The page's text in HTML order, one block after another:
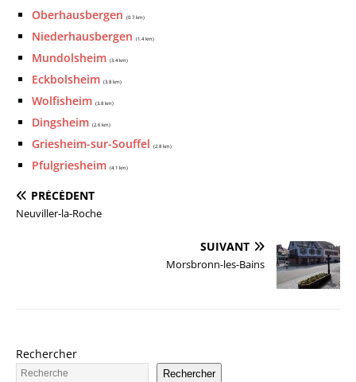
Oberhausbergen (0.7 km)
Niederhausbergen (1.4 km)
Mundolsheim (3.4 km)
Eckbolsheim (3.8 km)
Wolfisheim (3.8 km)
Dingsheim (2.6 km)
Griesheim-sur-Souffel (2.8 km)
Pfulgriesheim (4.1 km)
PRÉCÉDENT
Neuviller-la-Roche
SUIVANT
Morsbronn-les-Bains
Rechercher
Rechercher